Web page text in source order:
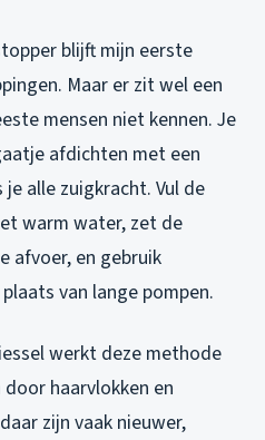
blijft mijn eerste
Maar er zit wel een
mensen niet kennen. Je
afdichten met een
alle zuigkracht. Vul de
warm water, zet de
afvoer, en gebruik
van lange pompen.
werkt deze methode
haarvlokken en
zijn vaak nieuwer,